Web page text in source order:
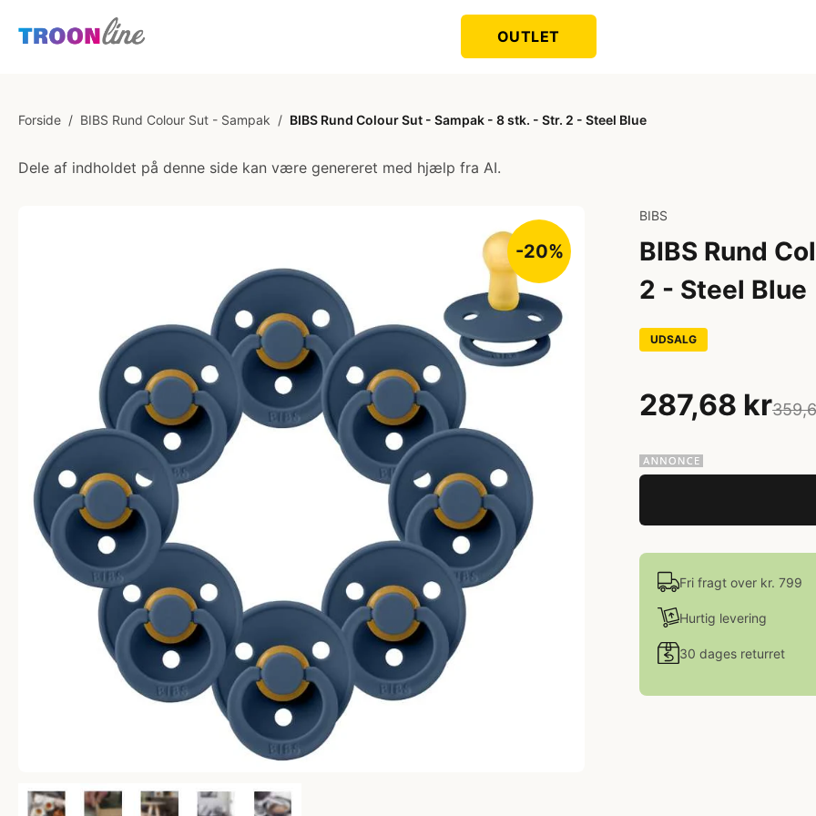
OUTLET
Forside / BIBS Rund Colour Sut - Sampak / BIBS Rund Colour Sut - Sampak - 8 stk. - Str. 2 - Steel Blue
Dele af indholdet på denne side kan være genereret med hjælp fra AI.
-20%
BIBS
BIBS Rund
2 - Steel Blue
UDSALG
287,68 kr
Fri fragt over kr. 799
Hurtig levering
30 dages returret